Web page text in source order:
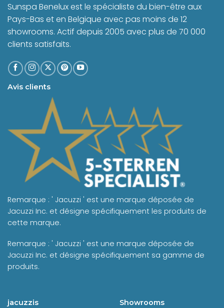
Sunspa Benelux est le spécialiste du bien-être aux
Pays-Bas et en Belgique avec pas moins de 12
showrooms. Actif depuis 2005 avec plus de 70 000
clients satisfaits.
Avis clients
Remarque : ' Jacuzzi ' est une marque déposée de
Jacuzzi Inc. et désigne spécifiquement les produits de
cette marque.
Remarque : ' Jacuzzi ' est une marque déposée de
Jacuzzi Inc. et désigne spécifiquement sa gamme de
produits.
jacuzzis Showrooms